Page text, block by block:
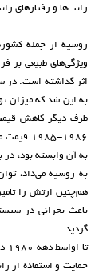
رانت‌ها و رفتارهای
روسیه از جمله
ویژگی‌های طبیعی بر
طرف دیگر کاهش
1986-
به آن وابسته بود، در
به روسیه می‌داد،
هم‌چنین ارتش را
باعث بحرانی در
گردید.
حمایت و استفاده از